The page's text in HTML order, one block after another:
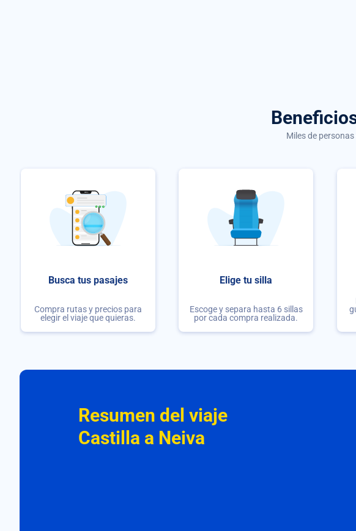
Miles de
Busca tus pasajes
Compra rutas y precios para
elegir el viaje que quieras.
Elige tu silla
Escoge y separa hasta 6 sillas
por cada compra realizada.
Resumen del viaje
Castilla a Neiva